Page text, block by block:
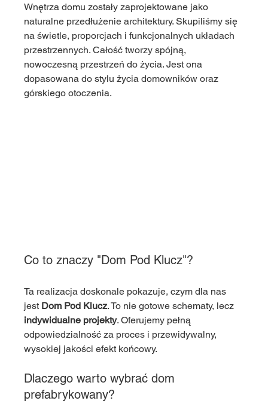
Wnętrza domu zostały zaprojektowane jako
naturalne przedłużenie architektury. Skupiliśmy się
na świetle, proporcjach i funkcjonalnych układach
przestrzennych. Całość tworzy spójną,
nowoczesną przestrzeń do życia. Jest ona
dopasowana do stylu życia domowników oraz
górskiego otoczenia.
Co to znaczy "Dom Pod Klucz"?
Ta realizacja doskonale pokazuje, czym dla nas
jest Dom Pod Klucz. To nie gotowe schematy, lecz
indywidualne projekty. Oferujemy pełną
odpowiedzialność za proces i przewidywalny,
wysokiej jakości efekt końcowy.
Dlaczego warto wybrać dom
prefabrykowany?